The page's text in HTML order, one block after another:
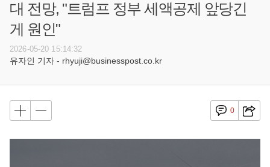
대 전망, "트럼프 정부 세액공제 앞당긴
게 원인"
2026-05-20 15:14:32
유자인 기자 - rhyuji@businesspost.co.kr
0